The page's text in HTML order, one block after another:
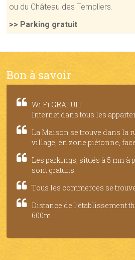
ou du Château des Templiers.
>> Parking gratuit
Bon à savoir
Wi Fi GRATUIT
Internet dans tous les
La Maison se trouve dans la
village, en zone piétonne,
Les parkings, situés à 5 mn à
sont gratuits
Tous les commerces se
Distance de l’établissement
600m